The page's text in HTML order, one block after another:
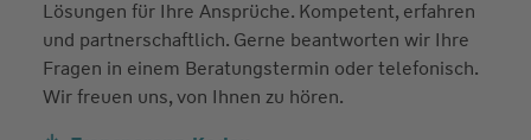
Lösungen für Ihre Ansprüche. Kompetent, erfahren
und partnerschaftlich. Gerne beantworten wir Ihre
Fragen in einem Beratungstermin oder telefonisch.
Wir freuen uns, von Ihnen zu hören.